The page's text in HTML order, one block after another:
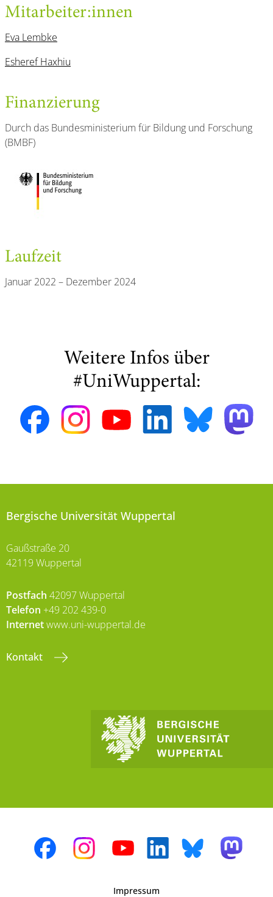
Mitarbeiter:innen
Eva Lembke
Esheref Haxhiu
Finanzierung
Durch das Bundesministerium für Bildung und Forschung
(BMBF)
Laufzeit
Januar 2022 – Dezember 2024
Weitere Infos über
#UniWuppertal:
Bergische Universität Wuppertal
Gaußstraße 20
42119 Wuppertal
Postfach 42097 Wuppertal
Telefon +49 202 439-0
Internetwww.uni-wuppertal.de
Kontakt
Impressum